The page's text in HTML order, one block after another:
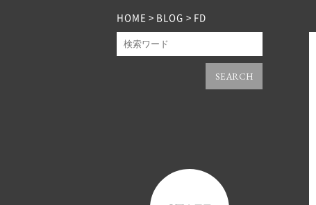
HOME BLOG FD
SEARCH